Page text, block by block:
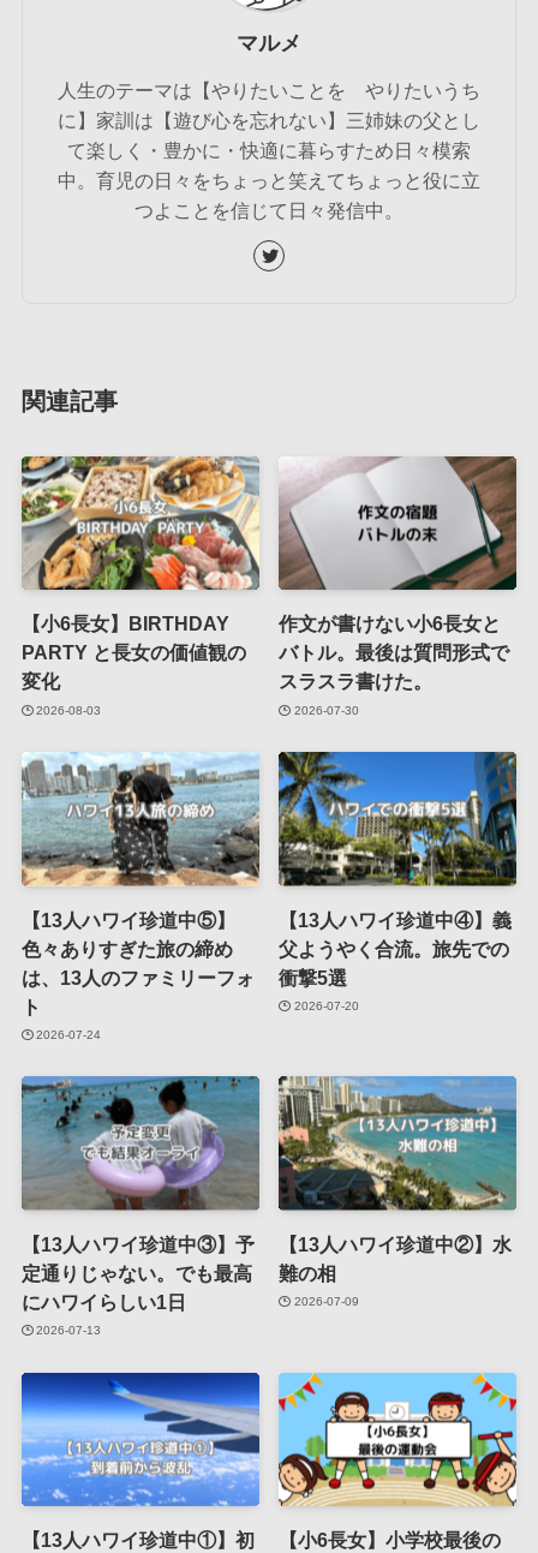
マルメ
人生のテーマは【やりたいことを やりたいうち
に】家訓は【遊び心を忘れない】三姉妹の父とし
て楽しく・豊かに・快適に暮らすため日々模索
中。育児の日々をちょっと笑えてちょっと役に立
つよことを信じて日々発信中。
関連記事
【小6長女】BIRTHDAY
PARTY と長女の価値観の
変化
2026-08-03
作文が書けない小6長女と
バトル。最後は質問形式で
スラスラ書けた。
2026-07-30
【13人ハワイ珍道中⑤】
色々ありすぎた旅の締め
は、13人のファミリーフォ
ト
2026-07-24
【13人ハワイ珍道中④】義
父ようやく合流。旅先での
衝撃5選
2026-07-20
【13人ハワイ珍道中③】予
定通りじゃない。でも最高
にハワイらしい1日
2026-07-13
【13人ハワイ珍道中②】水
難の相
2026-07-09
【13人ハワイ珍道中①】初
【小6長女】小学校最後の